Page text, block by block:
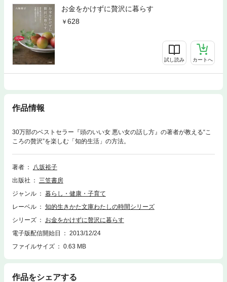
お金をかけずに贅沢に暮らす
628
試し読み カートへ
作品情報
30万部のベストセラー『頭のいい女 悪い女の話し方』の著者が教える“こ
ころの贅沢”を楽しむ「知的生活」の方法。
著者
八坂裕子
出版社
三笠書房
ジャンル
暮らし・健康・子育て
レーベル
知的生きかた文庫わたしの時間シリーズ
シリーズ
お金をかけずに贅沢に暮らす
電子版配信開始日
2013/12/24
ファイルサイズ
0.63 MB
作品をシェアする